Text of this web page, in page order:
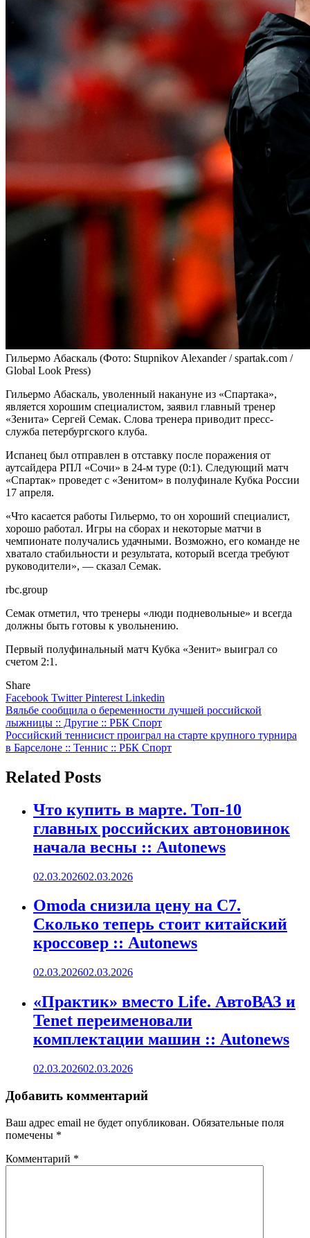
Гильермо Абаскаль (Фото: Stupnikov Alexander / spartak.com /
Global Look Press)
Гильермо Абаскаль, уволенный накануне из «Спартака»,
является хорошим специалистом, заявил главный тренер
«Зенита» Сергей Семак. Слова тренера приводит пресс-
служба петербургского клуба.
Испанец был отправлен в отставку после поражения от
аутсайдера РПЛ «Сочи» в 24-м туре (0:1). Следующий матч
«Спартак» проведет с «Зенитом» в полуфинале Кубка России
17 апреля.
«Что касается работы Гильермо, то он хороший специалист,
хорошо работал. Игры на сборах и некоторые матчи в
чемпионате получались удачными. Возможно, его команде не
хватало стабильности и результата, который всегда требуют
руководители», — сказал Семак.
rbc.group
Семак отметил, что тренеры «люди подневольные» и всегда
должны быть готовы к увольнению.
Первый полуфинальный матч Кубка «Зенит» выиграл со
счетом 2:1.
Share
Facebook TwitterPinterest Linkedin
Навигация
по
записям
Вяльбе сообщила о беременности лучшей российской
лыжницы :: Другие :: РБК Спорт
Российский теннисист проиграл на старте крупного турнира
в Барселоне :: Теннис :: РБК Спорт
Related Posts
Что купить в марте. Топ-10
главных российских автоновинок
начала весны :: Autonews
02.03.202602.03.2026
Omoda снизила цену на C7.
Сколько теперь стоит китайский
кроссовер :: Autonews
02.03.202602.03.2026
«Практик» вместо Life. АвтоВАЗ и
Tenet переименовали
комплектации машин :: Autonews
02.03.202602.03.2026
Добавить комментарий
Ваш адрес email не будет опубликован. Обязательные поля
помечены *
Комментарий *